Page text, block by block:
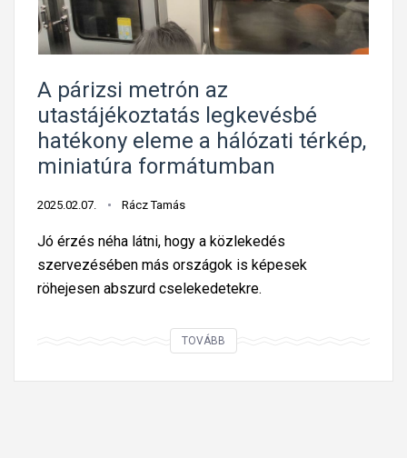
A párizsi metrón az
utastájékoztatás legkevésbé
hatékony eleme a hálózati térkép,
miniatúra formátumban
2025.02.07. Rácz Tamás
Jó érzés néha látni, hogy a közlekedés
szervezésében más országok is képesek
röhejesen abszurd cselekedetekre.
TOVÁBB
á